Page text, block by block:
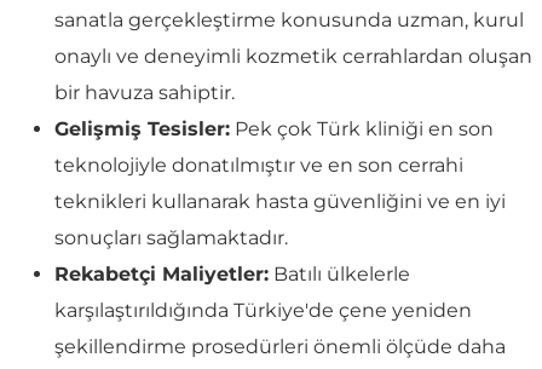
sanatla gerçekleştirme konusunda uzman, kurul
onaylı ve deneyimli kozmetik cerrahlardan oluşan
bir havuza sahiptir.
Gelişmiş Tesisler: Pek çok Türk kliniği en son
teknolojiyle donatılmıştır ve en son cerrahi
teknikleri kullanarak hasta güvenliğini ve en iyi
sonuçları sağlamaktadır.
Rekabetçi Maliyetler: Batılı ülkelerle
karşılaştırıldığında Türkiye'de çene yeniden
şekillendirme prosedürleri önemli ölçüde daha